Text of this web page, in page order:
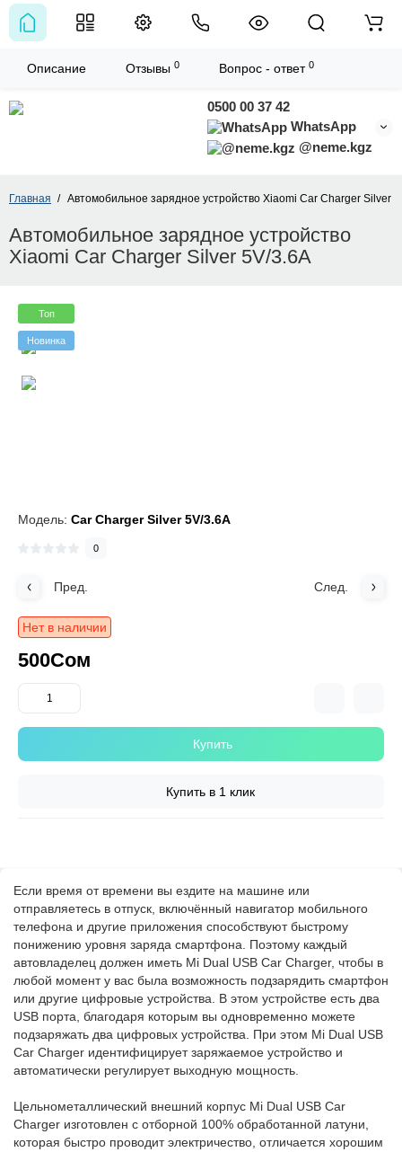
0500 00 37 42
WhatsApp
@neme.kgz
Главная Автомобильное зарядное устройство Xiaomi Car Charger Silver
Автомобильное зарядное устройство
Xiaomi Car Charger Silver 5V/3.6A
Топ
Новинка
Модель: Car Charger Silver 5V/3.6A
0
Пред. След.
Нет в наличии
500Сом
Купить
Купить в 1 клик
Описание Отзывы 0 Вопрос - ответ 0
Если время от времени вы ездите на машине или
отправляетесь в отпуск, включённый навигатор мобильного
телефона и другие приложения способствуют быстрому
понижению уровня заряда смартфона. Поэтому каждый
автовладелец должен иметь Mi Dual USB Car Charger, чтобы в
любой момент у вас была возможность подзарядить смартфон
или другие цифровые устройства. В этом устройстве есть два
USB порта, благодаря которым вы одновременно можете
подзаряжать два цифровых устройства. При этом Mi Dual USB
Car Charger идентифицирует заряжаемое устройство и
автоматически регулирует выходную мощность.
Цельнометаллический внешний корпус Mi Dual USB Car
Charger изготовлен с отборной 100% обработанной латуни,
которая быстро проводит электричество, отличается хорошим